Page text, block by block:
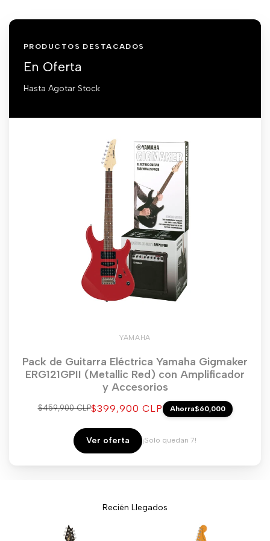
PRODUCTOS DESTACADOS
En Oferta
Hasta Agotar Stock
YAMAHA
Pack de Guitarra Eléctrica Yamaha Gigmaker
ERG121GPII (Metallic Red) con Amplificador
y Accesorios
Precio
$459,900 CLPPrecio
venta
$399,900 CLP Ahorra$60,000
Ver oferta ¡Solo quedan 7!
Recién Llegados